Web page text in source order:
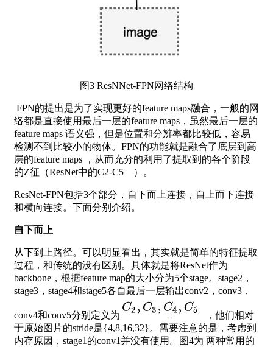
图3 ResNNet-FPN网络结构
FPN的提出是为了实现更好的feature maps融合，一般的网
络都是直接使用最后一层的feature maps，虽然最后一层的
feature maps 语义强，但是位置和分辨率都比较低，容易
检测不到比较小的物体。FPN的功能就是融合了底层到高
层的feature maps ，从而充分的利用了提取到的各个阶段
的Z征（ResNet中的C2-C5 ）。
ResNet-FPN包括3个部分，自下而上连接，自上而下连接
和横向连接。下面分别介绍。
自下而上
从下到上路径。可以明显看出，其实就是简单的特征提取
过程，和传统的没有区别。具体就是将ResNet作为
backbone，根据feature map的大小分为5个stage。stage2，
stage3，stage4和stage5各自最后一层输出conv2，conv3，
conv4和conv5分别定义为
​ ，他们相对
于原始图片的stride是{4,8,16,32}。需要注意的是，考虑到
内存原因，stage1的conv1并没有使用。图4为 两种常用的